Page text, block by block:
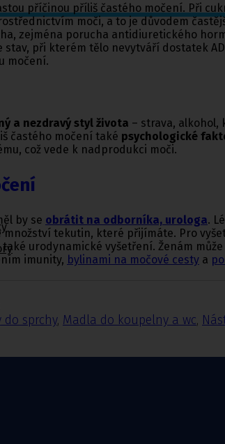
do sprchy, Madla do koupelny a wc,
příčinou příliš častého močení. Při
moči, a to je důvodem
zejména porucha antidiuretického
při kterém tělo nevytváří dostatek
močení.
a nezdravý styl života – strava, alkohol,
častého močení také psychologické
což vede k nadprodukci moči.
by se obrátit na odborníka, urologa.
tekutin, které přijímáte. Pro
urodynamické vyšetření. Ženám
imunity, bylinami na močové cesty a